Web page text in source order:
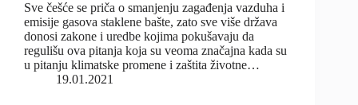
Sve češće se priča o smanjenju zagađenja vazduha i
emisije gasova staklene bašte, zato sve više država
donosi zakone i uredbe kojima pokušavaju da
regulišu ova pitanja koja su veoma značajna kada su
u pitanju klimatske promene i zaštita životne…
19.01.2021